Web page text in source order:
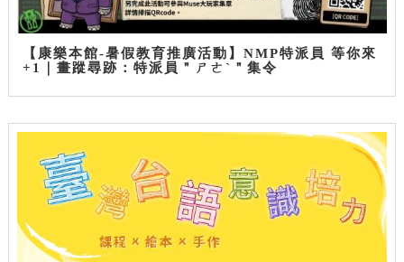
【康樂本館-暑假教育推廣活動】NMP特派員 等你來
+1｜畫蹤尋跡：特派員＂ㄕㄜˋ＂集令